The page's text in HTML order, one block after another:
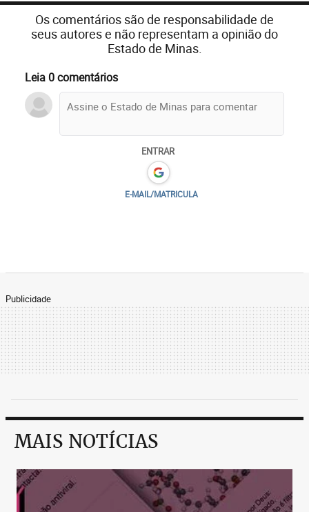
Os comentários são de responsabilidade de
seus autores e não representam a opinião do
Estado de Minas.
Leia 0 comentários
ENTRAR
E-MAIL/MATRICULA
Publicidade
MAIS NOTÍCIAS